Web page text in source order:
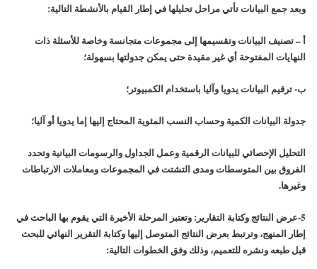
وبعد جمع البيانات تأتي مراحل تحليلها في إطار القيام بالأنشطة التالية:
أ – تصنيف البيانات وتقسيمها إلى مجموعات متجانسة وخاصة للأسئلة ذات
النهايات المفتوحة أي غير مقيدة حتى يمكن جدولتها بسهولة؛
ب- ترقيم البيانات يدويا وآليا باستخدام الكمبيوتر؛
جدولة البيانات الكمية وحساب النسب المئوية المحتاج إليها إما يدويا أو آليا؛
التحليل الإحصائي للبيانات الرقمية وعمل الجداول والرسومات البيانية وتحدد
الفروق بين المتوسطات ومدى التشتت في المجموعات ومعاملات الارتباطات
وغيرها.
5-عرض النتائج وكتابة التقارير: وتعتبر المرحلة الأخيرة التي يقوم بها الباحث في
إطار المنهج، وترتبط بعرض النتائج المتوصل إليها وكتابة التقرير النهائي للبحث
قبل طبعه ونشره للتعميم، وذلك وفق الخطوات التالية: